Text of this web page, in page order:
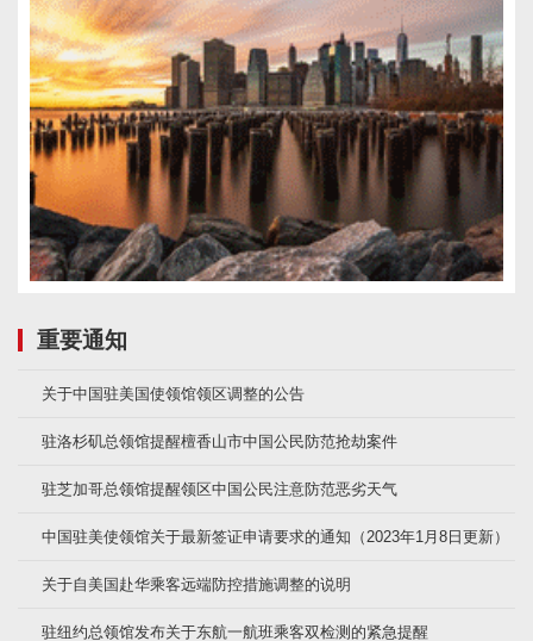
重要通知
关于中国驻美国使领馆领区调整的公告
驻洛杉矶总领馆提醒檀香山市中国公民防范抢劫案件
驻芝加哥总领馆提醒领区中国公民注意防范恶劣天气
中国驻美使领馆关于最新签证申请要求的通知（2023年1月8日更新）
关于自美国赴华乘客远端防控措施调整的说明
驻纽约总领馆发布关于东航一航班乘客双检测的紧急提醒